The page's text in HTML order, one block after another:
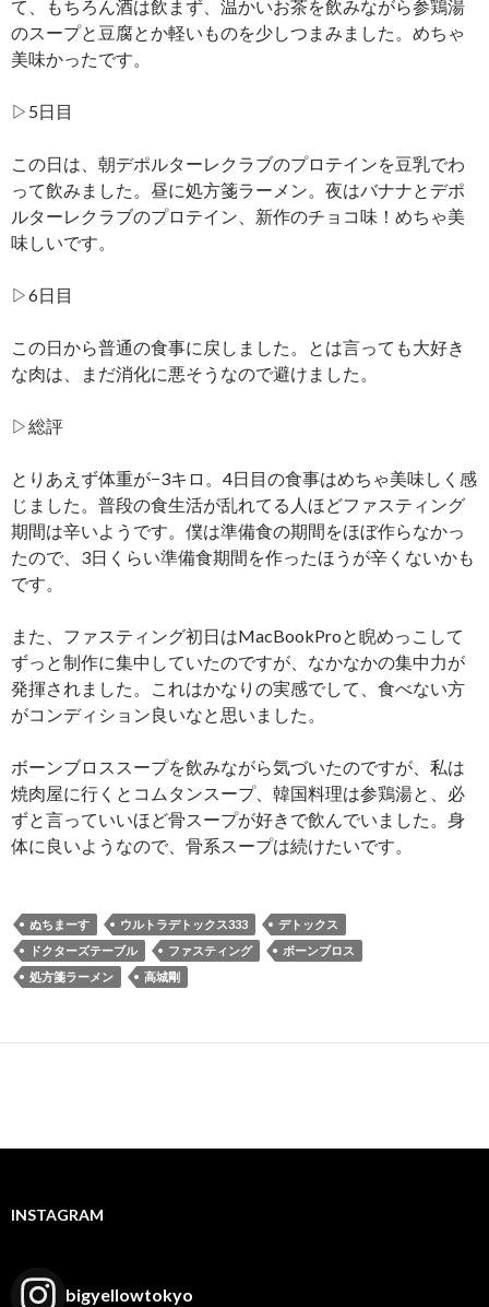
て、もちろん酒は飲まず、温かいお茶を飲みながら参鶏湯
のスープと豆腐とか軽いものを少しつまみました。めちゃ
美味かったです。
▷5日目
この日は、朝デポルターレクラブのプロテインを豆乳でわ
って飲みました。昼に処方箋ラーメン。夜はバナナとデポ
ルターレクラブのプロテイン、新作のチョコ味！めちゃ美
味しいです。
▷6日目
この日から普通の食事に戻しました。とは言っても大好き
な肉は、まだ消化に悪そうなので避けました。
▷総評
とりあえず体重が−3キロ。4日目の食事はめちゃ美味しく感
じました。普段の食生活が乱れてる人ほどファスティング
期間は辛いようです。僕は準備食の期間をほぼ作らなかっ
たので、3日くらい準備食期間を作ったほうが辛くないかも
です。
また、ファスティング初日はMacBookProと睨めっこして
ずっと制作に集中していたのですが、なかなかの集中力が
発揮されました。これはかなりの実感でして、食べない方
がコンディション良いなと思いました。
ボーンブロススープを飲みながら気づいたのですが、私は
焼肉屋に行くとコムタンスープ、韓国料理は参鶏湯と、必
ずと言っていいほど骨スープが好きで飲んでいました。身
体に良いようなので、骨系スープは続けたいです。
ぬちまーす ウルトラデトックス333
デトックス
ドクターズテーブル
ファスティング
ボーンブロス
処方箋ラーメン
高城剛
INSTAGRAM
bigyellowtokyo